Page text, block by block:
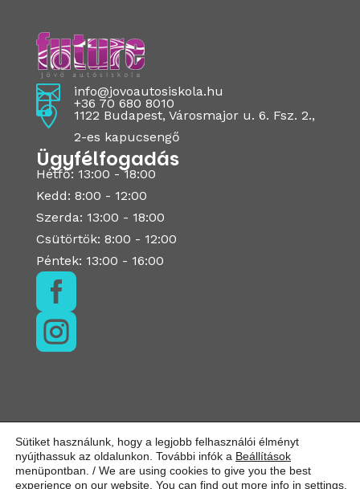
 info@jovoautosiskola.hu
 +36 70 680 8010

1122 Budapest, Városmajor u. 6. Fsz. 2.,
2-es kapucsengő
Ügyfélfogadás
Hétfő: 13:00 - 18:00
Kedd: 8:00 - 12:00
Szerda: 13:00 - 18:00
Csütörtök: 8:00 - 12:00
Péntek: 13:00 - 16:00


Sütiket használunk, hogy a legjobb felhasználói élményt
nyújthassuk az oldalunkon. További infók a Beállítások
menüpontban. / We are using cookies to give you the best
experience on our website. You can find out more info in settings